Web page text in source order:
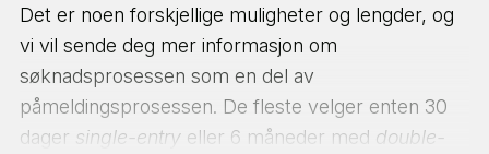
Det er WiFi tilgjengelig, men tilgangen kan være
noe ustabil, så vi anbefaler at du skaffer deg et
data simkort ved ankomst i Sri Lanka.
Det er noen forskjellige muligheter og lengder, og
vi vil sende deg mer informasjon om
søknadsprosessen som en del av
påmeldingsprosessen. De fleste velger enten 30
dager single-entry eller 6 måneder med double-